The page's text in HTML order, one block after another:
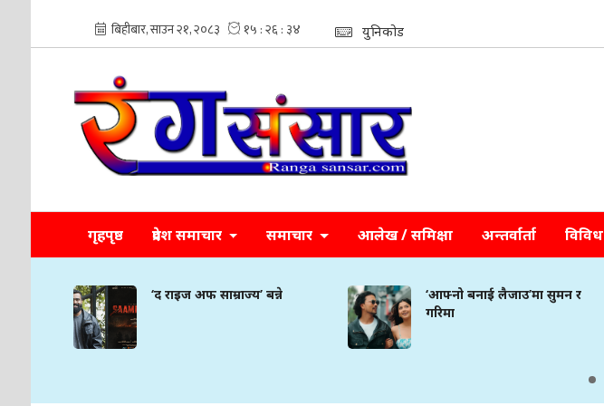
युनिकोड
गृहपृष्ठ प्रदेश समाचार समाचार आलेख / समिक्षा अन्तर्वार्ता विविध
‘द राइज अफ साम्राज्य’ बन्ने
‘आफ्नो बनाई लैजाउ’मा सुमन र
गरिमा